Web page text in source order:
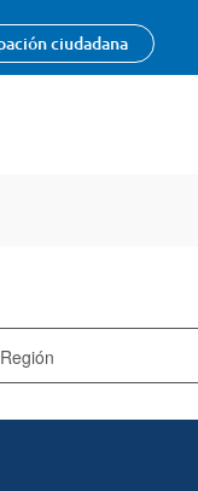
ciudadana